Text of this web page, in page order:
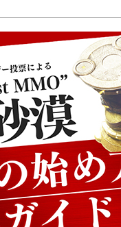
e
st
n
ot
e
y
Li
n
k